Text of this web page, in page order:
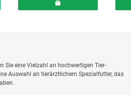
Sie eine Vielzahl an hochwertigen Tier-
Auswahl an tierärztlichem Spezialfutter, das